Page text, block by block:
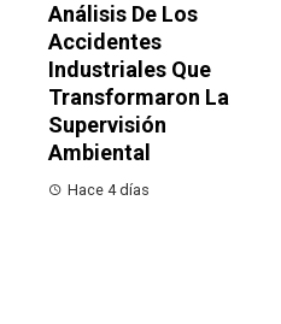
Análisis De Los
Accidentes
Industriales Que
Transformaron La
Supervisión
Ambiental
Hace 4 días